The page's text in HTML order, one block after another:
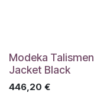
Modeka Talismen
Jacket Black
446,20 €